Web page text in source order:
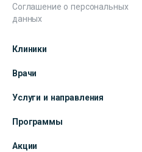
Соглашение о персональных
данных
Клиники
Врачи
Услуги и направления
Программы
Акции